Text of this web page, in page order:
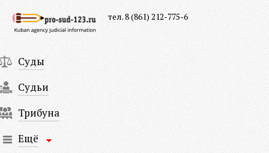
Суды
Судьи
Трибуна
Ещё
тел. 8 (861) 212-775-6